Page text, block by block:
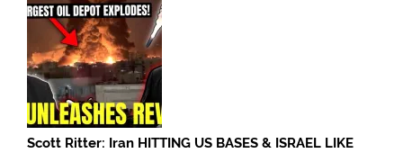
Scott Ritter: Iran HITTING US BASES & ISRAEL LIKE